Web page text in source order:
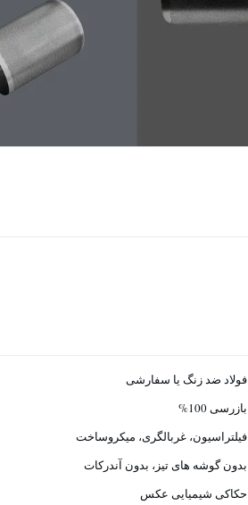
فولاد ضد زنگ یا سفارشی
بازرسی 100%
فیلتراسیون، غربالگری، میکروساخت
بدون گوشه های تیز، بدون آندرکات
حکاکی شیمیایی عکس